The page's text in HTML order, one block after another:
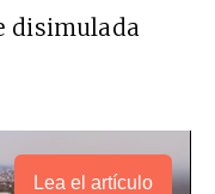
disimulada
Lea el artículo